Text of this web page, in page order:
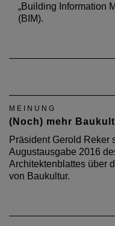
„Building Information
(BIM).
MEINUNG
(Noch) mehr
Präsident Gerold Reker
Augustausgabe 2016
Architektenblattes über
von Baukultur.